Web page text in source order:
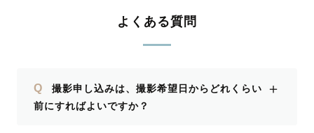
よくある質問
Q
撮影申し込みは、撮影希望日からどれくらい
前にすればよいですか？
＋